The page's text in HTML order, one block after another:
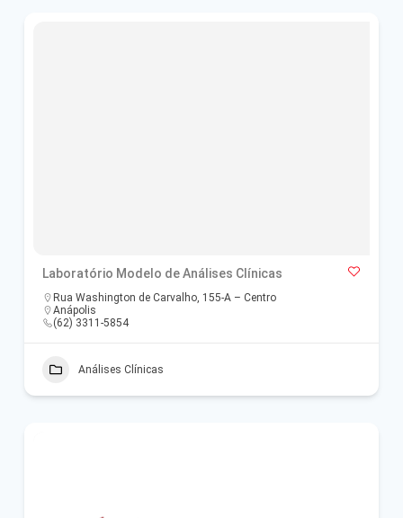
Laboratório Modelo de Análises Clínicas
Rua Washington de Carvalho, 155-A – Centro
Anápolis
(62) 3311-5854
Análises Clínicas